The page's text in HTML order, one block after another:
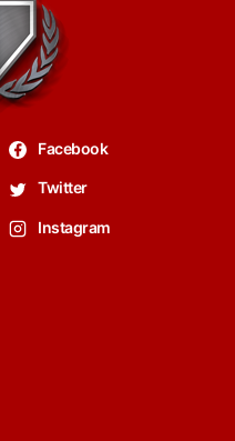
Facebook
Twitter
Instagram